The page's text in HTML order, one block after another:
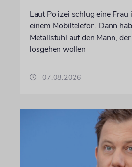
Laut Polizei schlug eine Frau
einem Mobiltelefon. Dann
Metallstuhl auf den Mann,
losgehen wollen
07.08.2026